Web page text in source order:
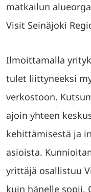
matkailun
Visit Seinäjoki
Ilmoittamalla
tulet liittyneeksi
verkostoon.
ajoin yhteen
kehittämisestä ja
asioista.
yrittäjä osallistuu
kuin hänelle sopii.